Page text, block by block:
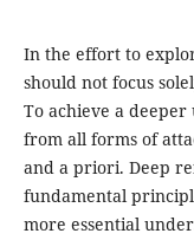
In the effort to
should not focus
To achieve a
from all forms of
and a priori. Deep
fundamental
more essential